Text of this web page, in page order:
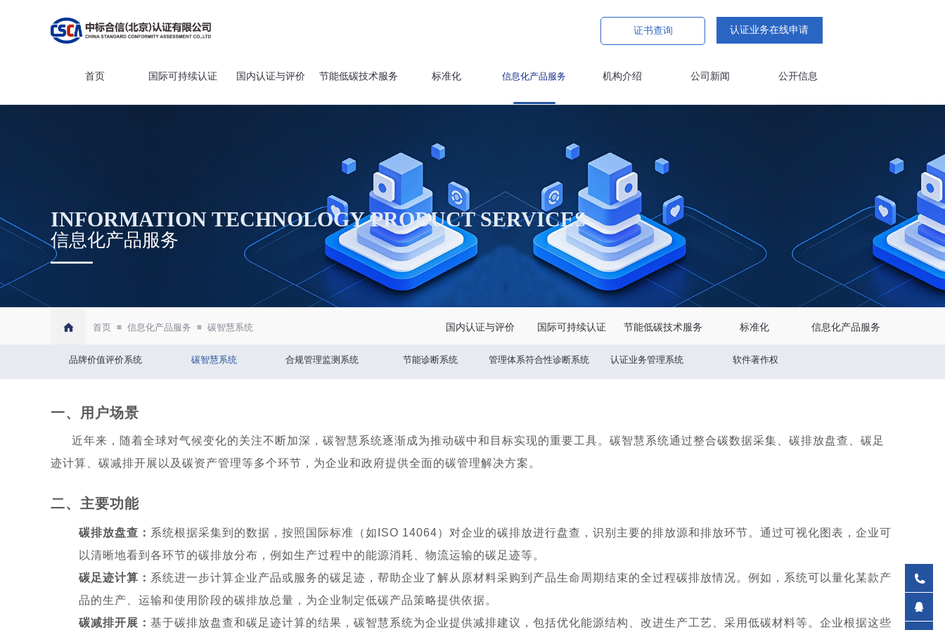
认证业务在线申请
证书查询
首页 国际可持续认证 国内认证与评价 节能低碳技术服务 标准化 信息化产品服务 机构介绍 公司新闻 公开信息
信息化产品服务
INFORMATION TECHNOLOGY PRODUCT SERVICES
国内认证与评价 国际可持续认证 节能低碳技术服务 标准化 信息化产品服务
首页 ≡ 信息化产品服务 ≡ 碳智慧系统
品牌价值评价系统 碳智慧系统 合规管理监测系统 节能诊断系统 管理体系符合性诊断系统 认证业务管理系统 软件著作权
雨林联盟认证 UTZ认证 公平野生认证 Travelife可持续旅游认证 UEBT认证 ProTerra认证 更多
一、用户场景
近年来，随着全球对气候变化的关注不断加深，碳智慧系统逐渐成为推动碳中和目标实现的重要工具。碳智慧系统通过整合碳数据采集、碳排放盘查、碳足
迹计算、碳减排开展以及碳资产管理等多个环节，为企业和政府提供全面的碳管理解决方案。
二、主要功能
碳排放盘查： 系统根据采集到的数据，按照国际标准（如 ISO 14064）对企业的碳排放进行盘查，识别主要的排放源和排放环节。通过可视化图表，企业可
以清晰地看到各环节的碳排放分布，例如生产过程中的能源消耗、物流运输的碳足迹等。
碳足迹计算： 系统进一步计算企业产品或服务的碳足迹，帮助企业了解从原材料采购到产品生命周期结束的全过程碳排放情况。例如，系统可以量化某款产
品的生产、运输和使用阶段的碳排放总量，为企业制定低碳产品策略提供依据。
碳减排开展： 基于碳排放盘查和碳足迹计算的结果，碳智慧系统为企业提供减排建议，包括优化能源结构、改进生产工艺、采用低碳材料等。企业根据这些